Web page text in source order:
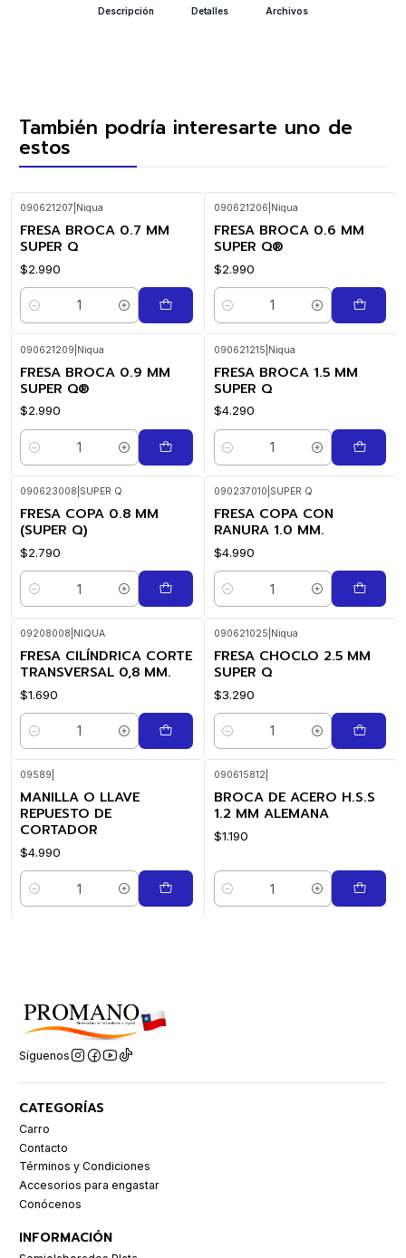
Descripción Detalles Archivos
También podría interesarte uno de
estos
090621207 Niqua
FRESA BROCA 0.7 MM
SUPER Q
$2.990
Cantidad
090621206 Niqua
FRESA BROCA 0.6 MM
SUPER Q®
$2.990
Cantidad
090621209 Niqua
FRESA BROCA 0.9 MM
SUPER Q®
$2.990
Cantidad
090621215 Niqua
FRESA BROCA 1.5 MM
SUPER Q
$4.290
Cantidad
090623008 SUPER Q
FRESA COPA 0.8 MM
(SUPER Q)
$2.790
Cantidad
090237010 SUPER Q
FRESA COPA CON
RANURA 1.0 MM.
$4.990
Cantidad
09208008 NIQUA
FRESA CILÍNDRICA CORTE
TRANSVERSAL 0,8 MM.
$1.690
Cantidad
090621025 Niqua
FRESA CHOCLO 2.5 MM
SUPER Q
$3.290
Cantidad
09589
MANILLA O LLAVE
REPUESTO DE
CORTADOR
$4.990
Cantidad
090615812
BROCA DE ACERO H.S.S
1.2 MM ALEMANA
$1.190
Cantidad
Síguenos
CATEGORÍAS
Carro
Contacto
Términos y Condiciones
Accesorios para engastar
Conócenos
INFORMACIÓN